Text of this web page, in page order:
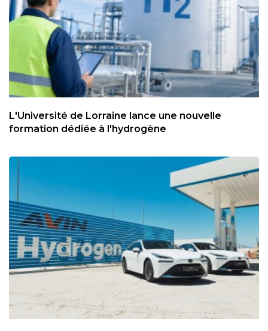
L'Université de Lorraine lance une nouvelle
formation dédiée à l'hydrogène